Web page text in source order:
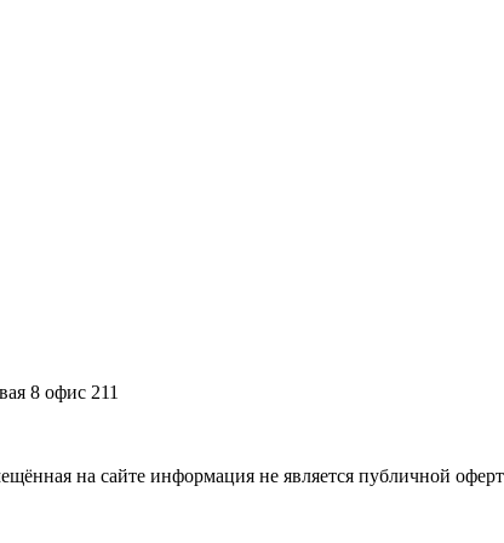
8 офис 211
на сайте информация не является публичной